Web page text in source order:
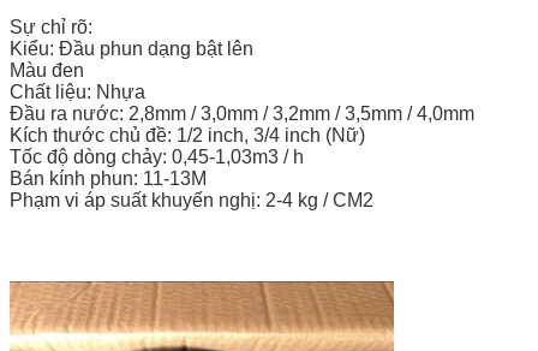
Sự chỉ rõ:
Kiểu: Đầu phun dạng bật lên
Màu đen
Chất liệu: Nhựa
Đầu ra nước: 2,8mm / 3,0mm / 3,2mm / 3,5mm / 4,0mm
Kích thước chủ đề: 1/2 inch, 3/4 inch (Nữ)
Tốc độ dòng chảy: 0,45-1,03m3 / h
Bán kính phun: 11-13M
Phạm vi áp suất khuyến nghị: 2-4 kg / CM2